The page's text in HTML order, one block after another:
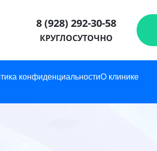
8 (928) 292-30-58
КРУГЛОСУТОЧНО
конфиденциальностиО клинике